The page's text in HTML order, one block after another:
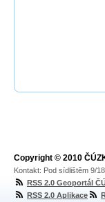
Copyright © 2010
Kontakt: Pod sídlištěm 9/
RSS 2.0 Geoportál
RSS 2.0 Aplikace